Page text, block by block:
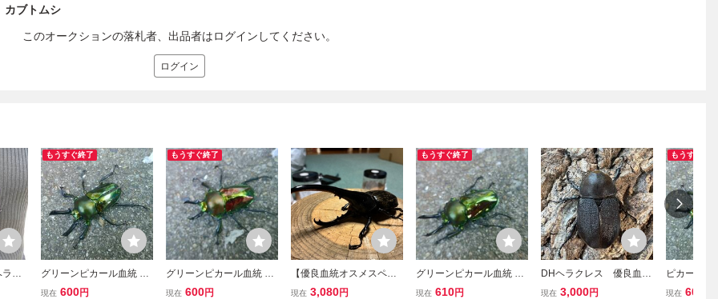
カブトムシ
このオークションの落札者、出品者はログインしてください。
ログイン
ク
もうすぐ終了
グリーンピカール血統 ニ
ジイロクワガタ 成虫オス
現在 600円
もうすぐ終了
グリーンピカール血統 ニ
ジイロクワガタ 成虫オス
現在 600円
【優良血統オスメスペア
新成虫】DH ヘラクレス
現在 3,080円
もうすぐ終了
グリーンピカール血統 ニ
ジイロクワガタ 成虫オス
現在 610円
DHヘラクレス 優良血統
メス単品⑤ ９日発送
現在 3,000円
もうすぐ終了
ピカール血
ワガタ 成
現在 600